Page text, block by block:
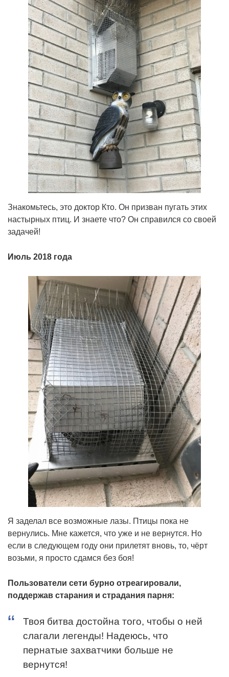
Знакомьтесь, это доктор Кто. Он призван пугать этих
настырных птиц. И знаете что? Он справился со своей
задачей!
Июль 2018 года
Я заделал все возможные лазы. Птицы пока не
вернулись. Мне кажется, что уже и не вернутся. Но
если в следующем году они прилетят вновь, то, чёрт
возьми, я просто сдамся без боя!
Пользователи сети бурно отреагировали,
поддержав старания и страдания парня:
Твоя битва достойна того, чтобы о ней
слагали легенды! Надеюсь, что
пернатые захватчики больше не
вернутся!